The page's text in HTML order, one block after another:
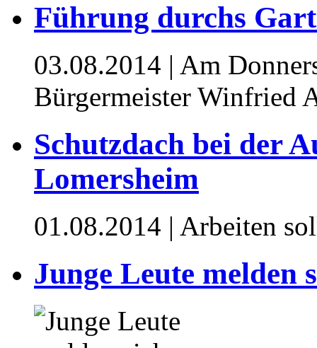
Führung durchs
03.08.2014 | Am
Bürgermeister Winfried
Schutzdach bei der
Lomersheim
01.08.2014 | Arbeiten
Junge Leute melden